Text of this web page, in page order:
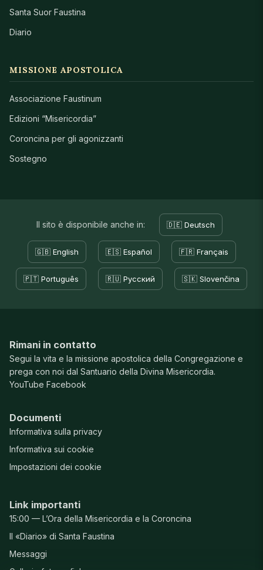
Santa Suor Faustina
Diario
MISSIONE APOSTOLICA
Associazione Faustinum
Edizioni “Misericordia”
Coroncina per gli agonizzanti
Sostegno
Il sito è disponibile anche in: 🇩🇪 Deutsch
🇬🇧 English 🇪🇸 Español 🇫🇷 Français
🇵🇹 Português 🇷🇺 Русский 🇸🇰 Slovenčina
Rimani in contatto
Segui la vita e la missione apostolica della Congregazione e
prega con noi dal Santuario della Divina Misericordia.
YouTube Facebook
Documenti
Informativa sulla privacy
Informativa sui cookie
Impostazioni dei cookie
Link importanti
15:00 — L’Ora della Misericordia e la Coroncina
Il «Diario» di Santa Faustina
Messaggi